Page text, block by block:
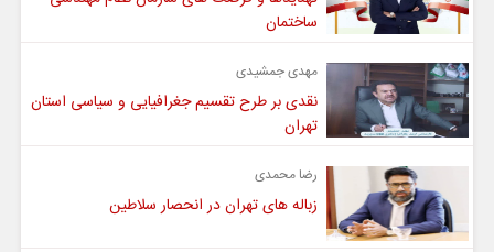
ساختمان
مهدی جمشیدی
نقدی بر طرح تقسیم جغرافیایی و سیاسی استان
تهران
رضا محمدی
زباله های تهران در انحصار سلاطین